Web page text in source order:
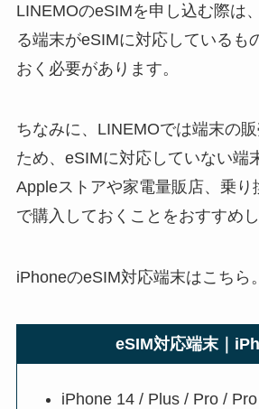
LINEMOのeSIMを申し込む際は
る端末がeSIMに対応しているも
おく必要があります。
ちなみに、LINEMOでは端末の
ため、eSIMに対応していない端
Appleストアや家電量販店、乗り
で購入しておくことをおすすめし
iPhoneのeSIM対応端末はこちら。
eSIM対応端末｜
iPhone 14 / Plus / Pro /